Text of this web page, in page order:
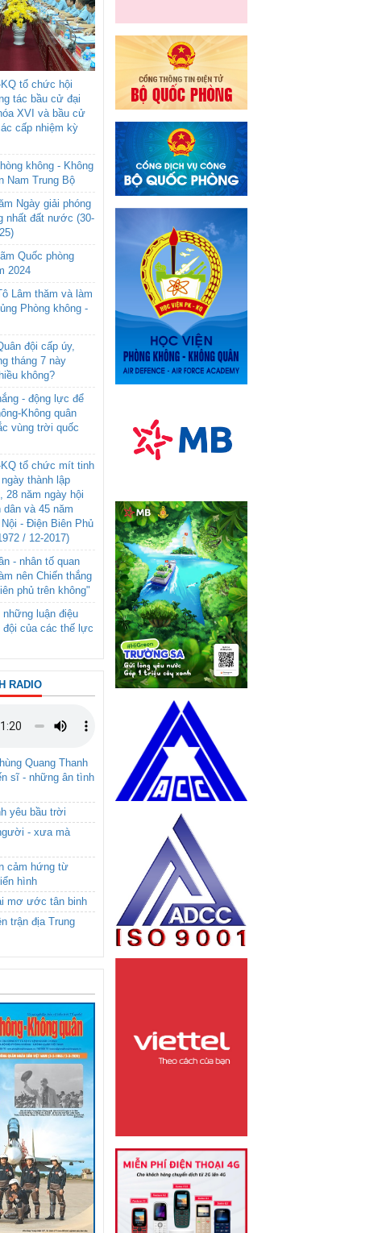
tổ chức hội
tác bầu cử đại
XVI và bầu cử
cấp nhiệm kỳ
không - Không
Nam Trung Bộ
Ngày giải phóng
nhất đất nước (30-
Quốc phòng
2024
Lâm thăm và làm
Phòng không -
đội cấp úy,
tháng 7 này
không?
- động lực để
Không quân
vùng trời quốc
tổ chức mít tinh
thành lập
28 năm ngày hội
dân và 45 năm
Nội - Điện Biên Phủ
/ 12-2017)
- nhân tố quan
nên Chiến thắng
phủ trên không"
luận điệu
đội của các thế lực
RADIO
Quang Thanh
sĩ - những ân tình
yêu bầu trời
- xưa mà
cảm hứng từ
hình
mơ ước tân binh
trận địa Trung